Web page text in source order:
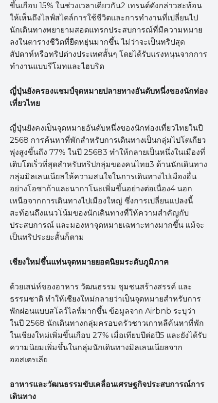
ขึ้นเกือบ 15% ในช่วงเวลาเดียวกัน2 เทรนด์ดังกล่าวสะท้อน
ให้เห็นถึงไลฟ์สไตล์การใช้ชีวิตและการทำงานที่เปลี่ยนไป
นักเดินทางพยายามสอดแทรกประสบการณ์ที่มีความหมาย
ลงในตารางชีวิตที่ยืดหยุ่นมากขึ้น ไม่ว่าจะเป็นทริปสุด
สัปดาห์หรือทริปต่างประเทศสั้นๆ โดยได้รับแรงหนุนจากการ
ทำงานแบบรีโมทและไฮบริด
ญี่ปุ่นยังครองแชมป์จุดหมายปลายทางอันดับหนึ่งของนักท่อง
เที่ยวไทย
ญี่ปุ่นยังคงเป็นจุดหมายอันดับหนึ่งของนักท่องเที่ยวไทยในปี
2568 การค้นหาที่พักสำหรับการเดินทางเป็นกลุ่มไปโตเกียว
พุ่งสูงขึ้นถึง 77% ในปี 25683 ทำให้กลายเป็นหนึ่งในเมืองที่
เติบโตเร็วที่สุดสำหรับทริปกลุ่มของคนไทย3 ด้านนักเดินทาง
กลุ่มมิลเลนเนียลให้ความสนใจในการเดินทางไปเมืองอื่น
อย่างโอซาก้าและนากาโนะเพิ่มขึ้นอย่างต่อเนื่อง4 นอก
เหนือจากการเดินทางไปเมืองใหญ่ ซึ่งการเปลี่ยนแปลงนี้
สะท้อนถึงแนวโน้มของนักเดินทางที่ให้ความสำคัญกับ
ประสบการณ์ และมองหาจุดหมายเฉพาะทางมากขึ้น แม้จะ
เป็นทริประยะสั้นก็ตาม
เชียงใหม่ขึ้นแท่นจุดหมายยอดนิยมระดับภูมิภาค
ด้วยเสน่ห์ของอาหาร วัฒนธรรม ชุมชนสร้างสรรค์ และ
ธรรมชาติ ทำให้เชียงใหม่กลายว่าเป็นจุดหมายสำหรับการ
พักผ่อนแบบสโลว์ไลฟ์มากขึ้น ข้อมูลจาก Airbnb ระบุว่า
ในปี 2568 นักเดินทางกลุ่มครอบครัวชาวเกาหลีค้นหาที่พัก
ในเชียงใหม่เพิ่มขึ้นเกือบ 27% เมื่อเทียบปีต่อปี5 และยังได้รับ
ความนิยมเพิ่มขึ้นในกลุ่มนักเดินทางมิลเลนเนียลจาก
ออสเตรเลีย
อาหารและวัฒนธรรมขับเคลื่อนเศรษฐกิจประสบการณ์การ
เดินทาง